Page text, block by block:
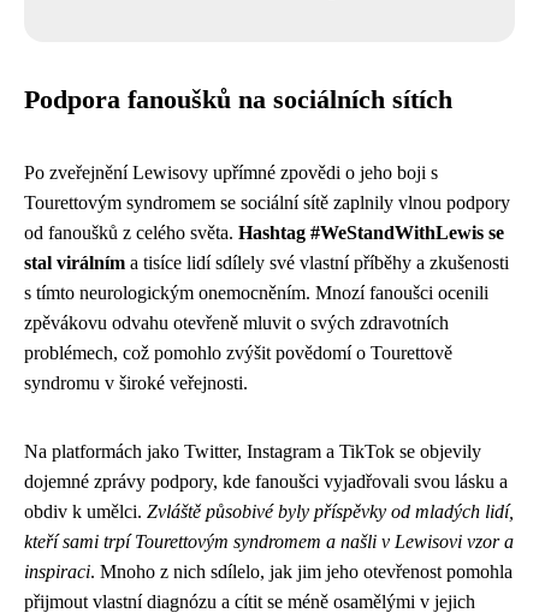
Podpora fanoušků na sociálních sítích
Po zveřejnění Lewisovy upřímné zpovědi o jeho boji s
Tourettovým syndromem se sociální sítě zaplnily vlnou podpory
od fanoušků z celého světa. Hashtag #WeStandWithLewis se
stal virálním a tisíce lidí sdílely své vlastní příběhy a zkušenosti
s tímto neurologickým onemocněním. Mnozí fanoušci ocenili
zpěvákovu odvahu otevřeně mluvit o svých zdravotních
problémech, což pomohlo zvýšit povědomí o Tourettově
syndromu v široké veřejnosti.
Na platformách jako Twitter, Instagram a TikTok se objevily
dojemné zprávy podpory, kde fanoušci vyjadřovali svou lásku a
obdiv k umělci. Zvláště působivé byly příspěvky od mladých lidí,
kteří sami trpí Tourettovým syndromem a našli v Lewisovi vzor a
inspiraci. Mnoho z nich sdílelo, jak jim jeho otevřenost pomohla
přijmout vlastní diagnózu a cítit se méně osamělými v jejich